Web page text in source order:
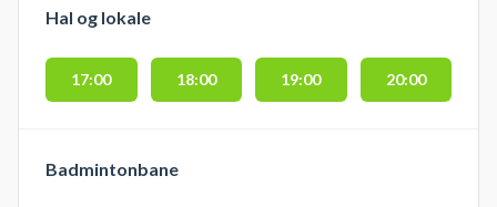
Hal og lokale
17:00 18:00 19:00 20:00
Badmintonbane